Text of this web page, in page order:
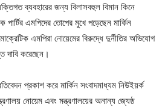
ব্যবহারের জন্য বিলাসবহুল বিমান কিনে
পার্টির এমপিদের তোপের মুখে পড়েছেন মার্কিন
এমপিরা নোয়েমের বিরুদ্ধে দুর্নীতির অভিযোগ
দাবি করেছেন।
প্রকাশ করে মার্কিন সংবাদমাধ্যম নিউইয়র্ক
নোয়েম এবং মন্ত্রণালয়ের অনান্য জ্যেষ্ঠ